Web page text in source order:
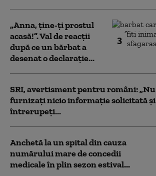
3
„Anna, ţine-ţi prostul
acasă!”. Val de reacții
după ce un bărbat a
desenat o declarație...
SRI, avertisment pentru români: „Nu
furnizați nicio informație solicitată și
întrerupeți...
Anchetă la un spital din cauza
numărului mare de concedii
medicale în plin sezon estival...